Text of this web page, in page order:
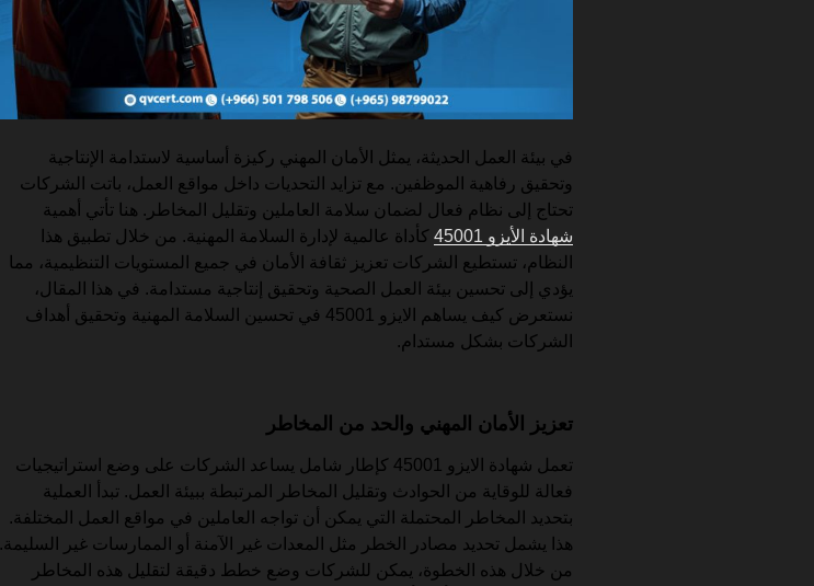
في بيئة العمل الحديثة، يمثل الأمان المهني ركيزة أساسية لاستدامة الإنتاجية
وتحقيق رفاهية الموظفين. مع تزايد التحديات داخل مواقع العمل، باتت الشركات
تحتاج إلى نظام فعال لضمان سلامة العاملين وتقليل المخاطر. هنا تأتي أهمية
شهادة الأيزو 45001
كأداة عالمية لإدارة السلامة المهنية. من خلال تطبيق هذا
النظام، تستطيع الشركات تعزيز ثقافة الأمان في جميع المستويات التنظيمية، مما
يؤدي إلى تحسين بيئة العمل الصحية وتحقيق إنتاجية مستدامة. في هذا المقال،
نستعرض كيف يساهم الايزو 45001 في تحسين السلامة المهنية وتحقيق أهداف
الشركات بشكل مستدام.
تعزيز الأمان المهني والحد من المخاطر
تعمل شهادة الايزو 45001 كإطار شامل يساعد الشركات على وضع استراتيجيات
فعالة للوقاية من الحوادث وتقليل المخاطر المرتبطة ببيئة العمل. تبدأ العملية
بتحديد المخاطر المحتملة التي يمكن أن تواجه العاملين في مواقع العمل المختلفة.
هذا يشمل تحديد مصادر الخطر مثل المعدات غير الآمنة أو الممارسات غير السليمة.
من خلال هذه الخطوة، يمكن للشركات وضع خطط دقيقة لتقليل هذه المخاطر